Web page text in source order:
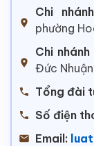
Chi
phường
Chi nhánh
Đức
Tổng đài
Số điện
Email: